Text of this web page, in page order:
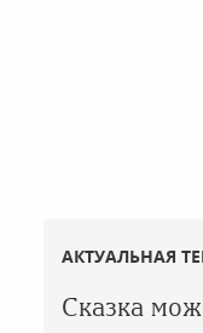
АКТУАЛЬНАЯ
Сказка